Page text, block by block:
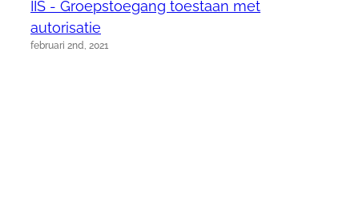
IIS - Groepstoegang toestaan met
autorisatie
februari 2nd, 2021